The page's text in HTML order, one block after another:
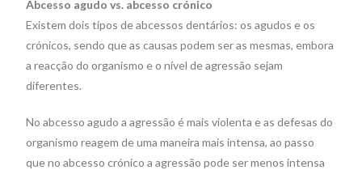
Abcesso agudo vs. abcesso crónico
Existem dois tipos de abcessos dentários: os agudos e os
crónicos, sendo que as causas podem ser as mesmas, embora
a reacção do organismo e o nível de agressão sejam
diferentes.
No abcesso agudo a agressão é mais violenta e as defesas do
organismo reagem de uma maneira mais intensa, ao passo
que no abcesso crónico a agressão pode ser menos intensa